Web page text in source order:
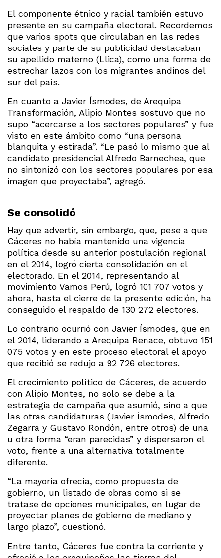
El componente étnico y racial también estuvo
presente en su campaña electoral. Recordemos
que varios spots que circulaban en las redes
sociales y parte de su publicidad destacaban
su apellido materno (Llica), como una forma de
estrechar lazos con los migrantes andinos del
sur del país.
En cuanto a Javier Ísmodes, de Arequipa
Transformación, Alipio Montes sostuvo que no
supo “acercarse a los sectores populares” y fue
visto en este ámbito como “una persona
blanquita y estirada”. “Le pasó lo mismo que al
candidato presidencial Alfredo Barnechea, que
no sintonizó con los sectores populares por esa
imagen que proyectaba”, agregó.
Se consolidó
Hay que advertir, sin embargo, que, pese a que
Cáceres no había mantenido una vigencia
política desde su anterior postulación regional
en el 2014, logró cierta consolidación en el
electorado. En el 2014, representando al
movimiento Vamos Perú, logró 101 707 votos y
ahora, hasta el cierre de la presente edición, ha
conseguido el respaldo de 130 272 electores.
Lo contrario ocurrió con Javier Ísmodes, que en
el 2014, liderando a Arequipa Renace, obtuvo 151
075 votos y en este proceso electoral el apoyo
que recibió se redujo a 92 726 electores.
El crecimiento político de Cáceres, de acuerdo
con Alipio Montes, no solo se debe a la
estrategia de campaña que asumió, sino a que
las otras candidaturas (Javier Ísmodes, Alfredo
Zegarra y Gustavo Rondón, entre otros) de una
u otra forma “eran parecidas” y dispersaron el
voto, frente a una alternativa totalmente
diferente.
“La mayoría ofrecía, como propuesta de
gobierno, un listado de obras como si se
tratase de opciones municipales, en lugar de
proyectar planes de gobierno de mediano y
largo plazo”, cuestionó.
Entre tanto, Cáceres fue contra la corriente y